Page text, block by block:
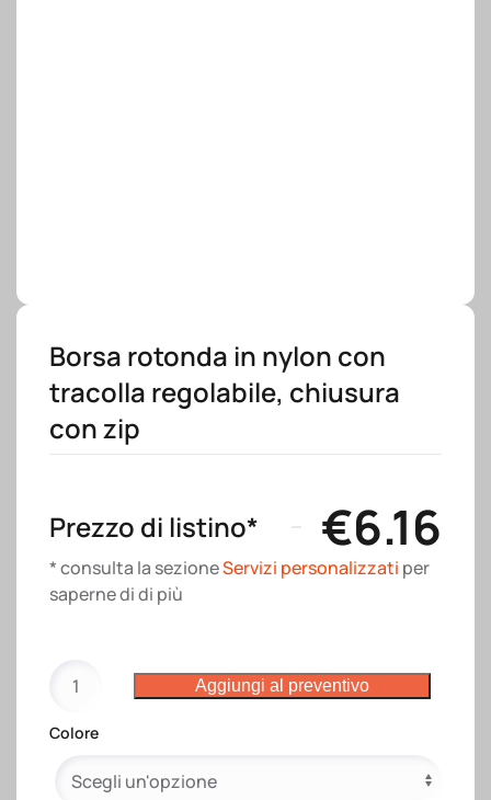
Borsa rotonda in nylon con
tracolla regolabile, chiusura
con zip
Prezzo di listino* €6.16
* consulta la sezioneServizi personalizzati per
saperne di di più
rotonda
in
con
Aggiungi al preventivo
Colore